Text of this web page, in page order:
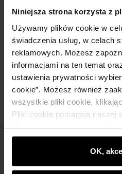
Niniejsza strona korzysta z
Używamy plików cookie w
świadczenia usług, w celach
reklamowych. Możesz
informacjami na ten temat
ustawienia prywatności
cookie”. Możesz również
wszystkie pliki cookie,
Pliki cookie pomagają naszej
wyświetlać im dopasowane
rekomendacje oraz
najnowszych promocjach w
OK,
Szczegóły
Skład i wymiary
Opinie
Bądź na bieżąco z nowościami i